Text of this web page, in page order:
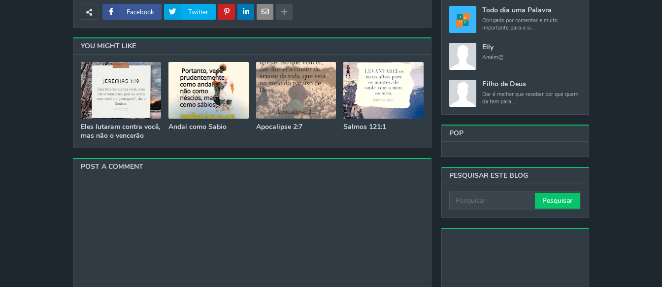
Facebook Twitter
YOU MIGHT LIKE
Eles lutaram contra você,
mas não o vencerão
Andai como Sabio Apocalipse 2:7 Salmos 121:1
POST A COMMENT
Todo dia uma Palavra
Obrigado por comentar e muito
importante para o si...
Elly
Amém👏
Filho de Deus
Dar é melhor que receber por que quem
da tem para ...
POP
PESQUISAR ESTE BLOG